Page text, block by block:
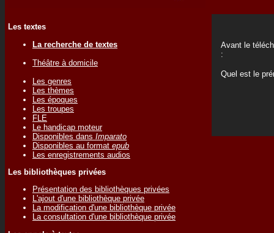
Les textes
La recherche de textes
Théâtre à domicile
Les genres
Les thèmes
Les époques
Les troupes
FLE
Le handicap moteur
Disponibles dans Imparato
Disponibles au format epub
Les enregistrements audios
Les bibliothèques privées
Présentation des bibliothèques privées
L'ajout d'une bibliothèque privée
La modification d'une bibliothèque privée
La consultation d'une bibliothèque privée
Avant le
:
Quel est le